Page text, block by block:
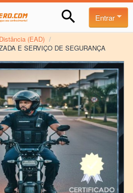
Entrar
(EAD) /
E SERVIÇO DE SEGURANÇA